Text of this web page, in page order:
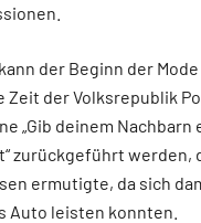
der Beginn der
Zeit der Volksrepublik
„Gib deinem Nachbarn
zurückgeführt werden,
ermutigte, da sich
Auto leisten konnten.